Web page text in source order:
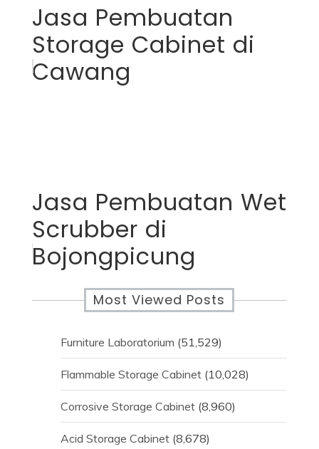
Jasa Pembuatan
Storage Cabinet di
Cawang
Jasa Pembuatan Wet
Scrubber di
Bojongpicung
Most Viewed Posts
Furniture Laboratorium (51,529)
Flammable Storage Cabinet (10,028)
Corrosive Storage Cabinet (8,960)
Acid Storage Cabinet (8,678)